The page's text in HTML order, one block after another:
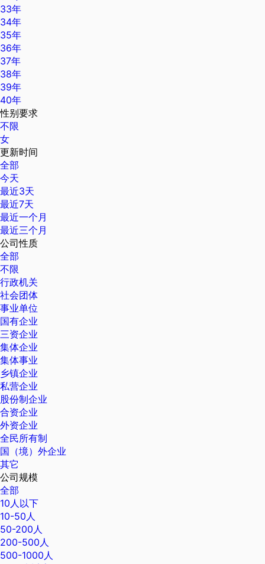
33年
34年
35年
36年
37年
38年
39年
40年
性别要求
不限
女
更新时间
全部
今天
最近3天
最近7天
最近一个月
最近三个月
公司性质
全部
不限
行政机关
社会团体
事业单位
国有企业
三资企业
集体企业
集体事业
乡镇企业
私营企业
股份制企业
合资企业
外资企业
全民所有制
国（境）外企业
其它
公司规模
全部
10人以下
10-50人
50-200人
200-500人
500-1000人